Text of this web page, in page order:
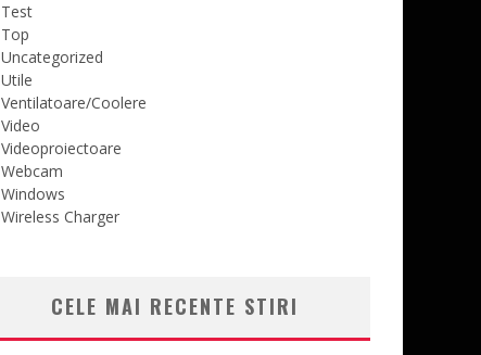
Test
Top
Uncategorized
Utile
Ventilatoare/Coolere
Video
Videoproiectoare
Webcam
Windows
Wireless Charger
CELE MAI RECENTE STIRI